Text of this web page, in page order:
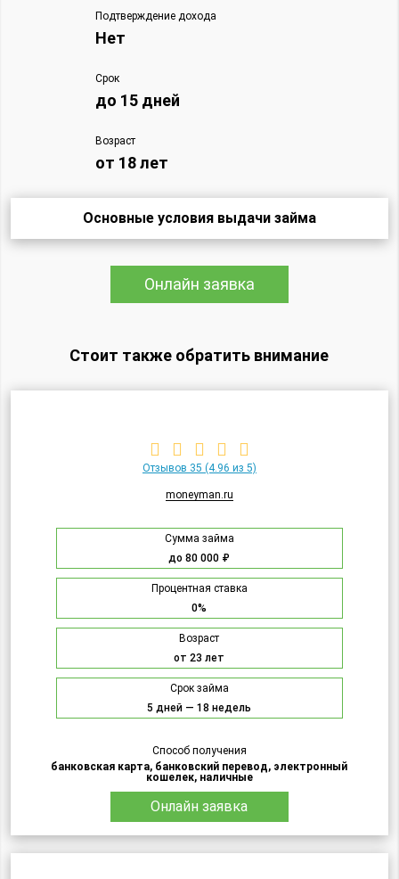
Подтверждение дохода
Нет
Срок
до 15 дней
Возраст
от 18 лет
Основные условия выдачи займа
Онлайн заявка
Стоит также обратить внимание
Отзывов 35 (4.96 из 5)
moneyman.ru
Сумма займа
до 80 000 ₽
Процентная ставка
0%
Возраст
от 23 лет
Срок займа
5 дней — 18 недель
Способ получения
банковская карта, банковский перевод, электронный
кошелек, наличные
Онлайн заявка